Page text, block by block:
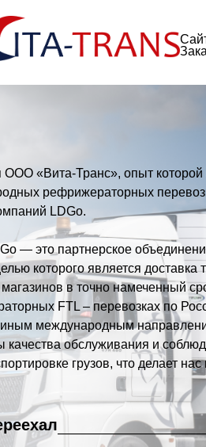
ООО «Вита-Транс», опыт которой
рефрижераторных
LDGo.
— это партнерское
которого является
в точно намеченный
FTL – перевозках по
международным
качества обслуживания и
грузов, что делает